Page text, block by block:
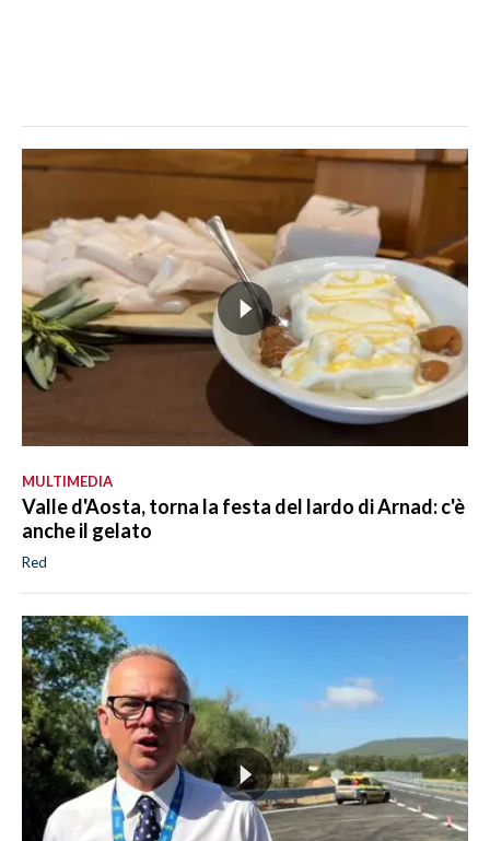
MULTIMEDIA
Valle d'Aosta, torna la festa del lardo di Arnad: c'è
anche il gelato
Red